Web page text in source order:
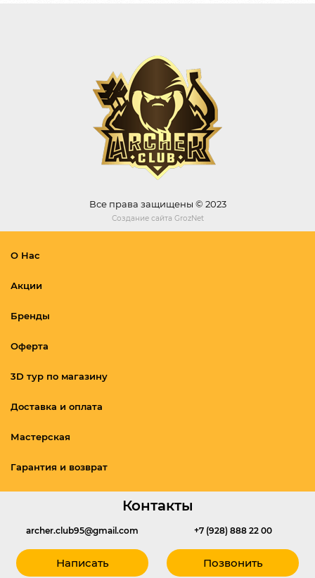
Все права защищены © 2023
Создание сайта GrozNet
О Нас
Акции
Бренды
Оферта
3D тур по магазину
Доставка и оплата
Мастерская
Гарантия и возврат
Контакты
archer.club95@gmail.com
Написать
+7 (928) 888 22 00
Позвонить